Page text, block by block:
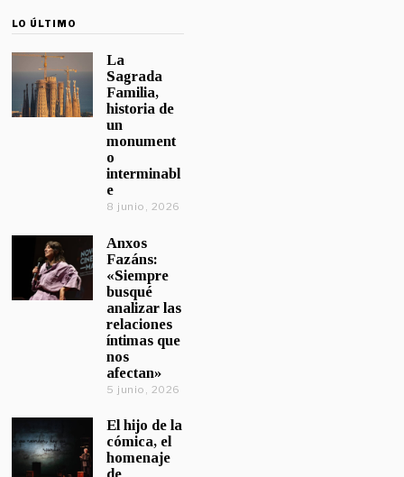
LO ÚLTIMO
La
Sagrada
Familia,
historia de
un
monument
o
interminabl
e
8 junio, 2026
Anxos
Fazáns:
«Siempre
busqué
analizar las
relaciones
íntimas que
nos
afectan»
5 junio, 2026
El hijo de la
cómica, el
homenaje